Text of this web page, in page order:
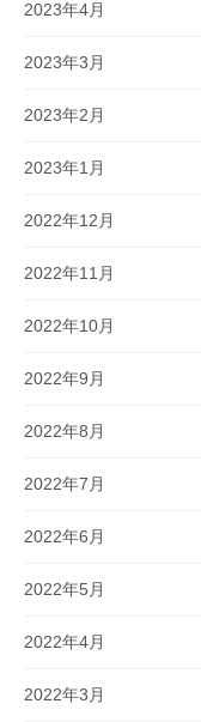
2023年4月
2023年3月
2023年2月
2023年1月
2022年12月
2022年11月
2022年10月
2022年9月
2022年8月
2022年7月
2022年6月
2022年5月
2022年4月
2022年3月